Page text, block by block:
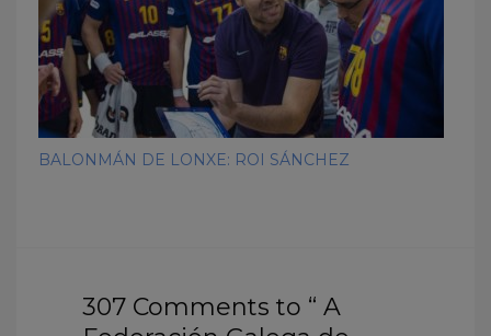
BALONMÁN DE LONXE: ROI SÁNCHEZ
307 Comments to “ A